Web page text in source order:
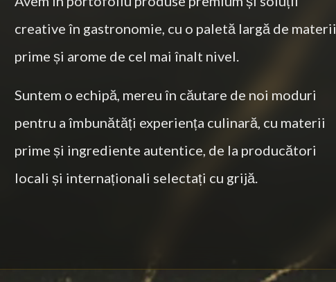
creative în gastronomie, cu o paletă largă de materii
prime și arome de cel mai înalt nivel.
Suntem o echipă, mereu în căutare de noi moduri
pentru a îmbunătăți experiența culinară, cu materii
prime și ingrediente autentice, de la producători
locali și internaționali selectați cu grijă.